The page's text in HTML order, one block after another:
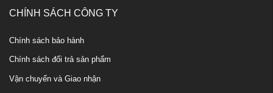
CHÍNH SÁCH CÔNG TY
Chính sách bảo hành
Chính sách đổi trả sản phẩm
Vận chuyển và Giao nhận